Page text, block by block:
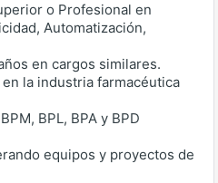
o Profesional en
Automatización,
en cargos similares.
la industria farmacéutica
BPL, BPA y BPD
equipos y proyectos de